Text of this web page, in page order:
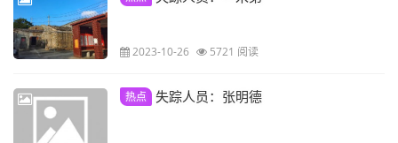
2023-10-26 5721 阅读
热点 失踪人员：张明德